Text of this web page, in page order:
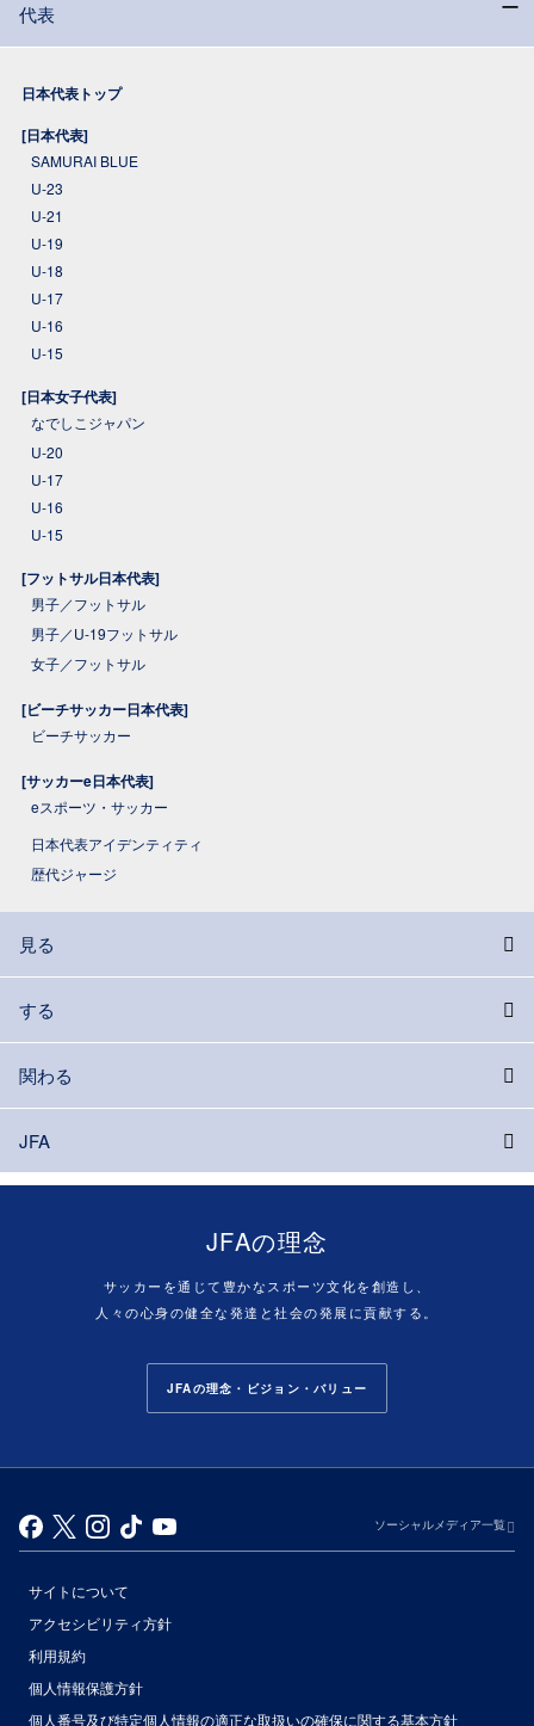
代表
日本代表トップ
[日本代表]
SAMURAI BLUE
U-23
U-21
U-19
U-18
U-17
U-16
U-15
[日本女子代表]
なでしこジャパン
U-20
U-17
U-16
U-15
[フットサル日本代表]
男子／フットサル
男子／U-19フットサル
女子／フットサル
[ビーチサッカー日本代表]
ビーチサッカー
[サッカーe日本代表]
eスポーツ・サッカー
日本代表アイデンティティ
歴代ジャージ
見る
する
関わる
JFA
JFAの理念
サッカーを通じて豊かなスポーツ文化を創造し、
人々の心身の健全な発達と社会の発展に貢献する。
JFAの理念・ビジョン・バリュー
ソーシャルメディア一覧
サイトについて
アクセシビリティ方針
利用規約
個人情報保護方針
個人番号及び特定個人情報の適正な取扱いの確保に関する基本方針